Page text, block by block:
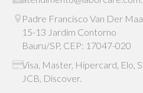
Padre Francisco Van Der
15-13 Jardim Contorno
Bauru/SP, CEP: 17047-020
Visa, Master, Hipercard, Elo,
JCB, Discover.